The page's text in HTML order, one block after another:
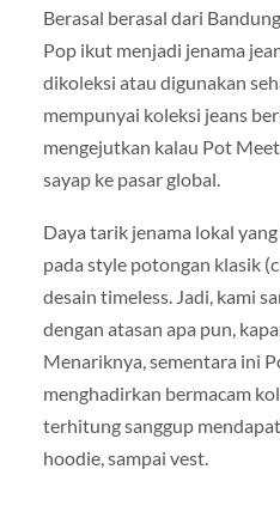
Berasal berasal dari
Pop ikut menjadi jenama
dikoleksi atau digunakan
mempunyai koleksi jeans
mengejutkan kalau Pot
sayap ke pasar global.
Daya tarik jenama lokal
pada style potongan klasik
desain timeless. Jadi, kami
dengan atasan apa pun,
Menariknya, sementara ini
menghadirkan bermacam
terhitung sanggup
hoodie, sampai vest.